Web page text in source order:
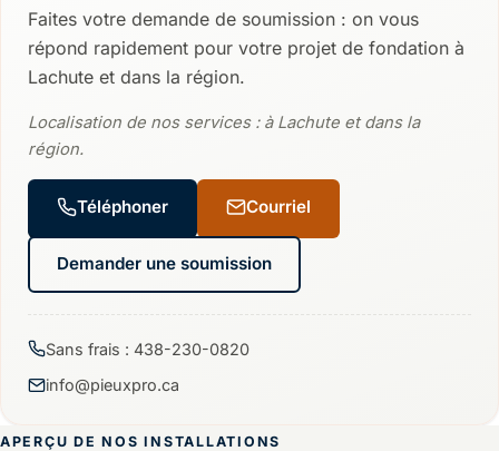
Faites votre demande de soumission : on vous
répond rapidement pour votre projet de fondation à
Lachute et dans la région.
Localisation de nos services : à Lachute et dans la
région.
Téléphoner Courriel
Demander une soumission
Sans frais : 438-230-0820
info@pieuxpro.ca
APERÇU DE NOS INSTALLATIONS